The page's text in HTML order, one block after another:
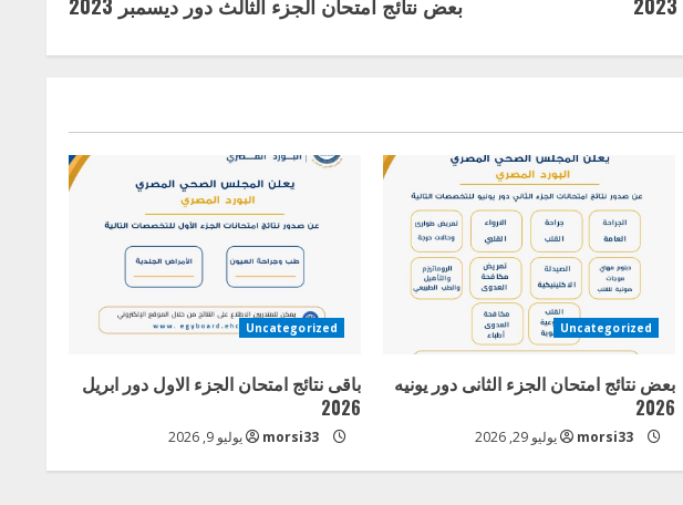
Uncategorized
بعض نتائج امتحان الجزء الثانى دور يونيه
2026
morsi33 يوليو 29, 2026
Uncategorized
باقى نتائج امتحان الجزء الاول دور ابريل
2026
morsi33 يوليو 9, 2026